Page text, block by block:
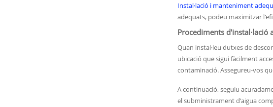
Instal·lació i manteniment
adequats, podeu maximitzar
Procediments d'instal·lació
Quan instal·leu dutxes de
ubicació que sigui fàcilment
contaminació. Assegureu-vos
A continuació, seguiu
el subministrament d'aigua